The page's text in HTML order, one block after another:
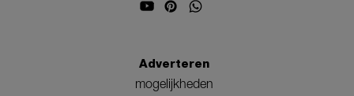
Adverteren
mogelijkheden